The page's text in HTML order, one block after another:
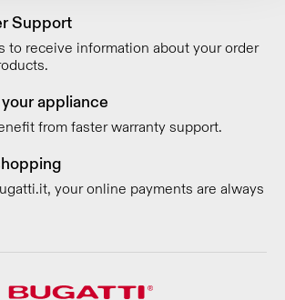
Support
to receive information about your order
appliance
from faster warranty support.
your online payments are always